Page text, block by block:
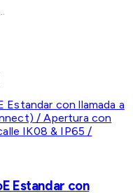
Estandar con